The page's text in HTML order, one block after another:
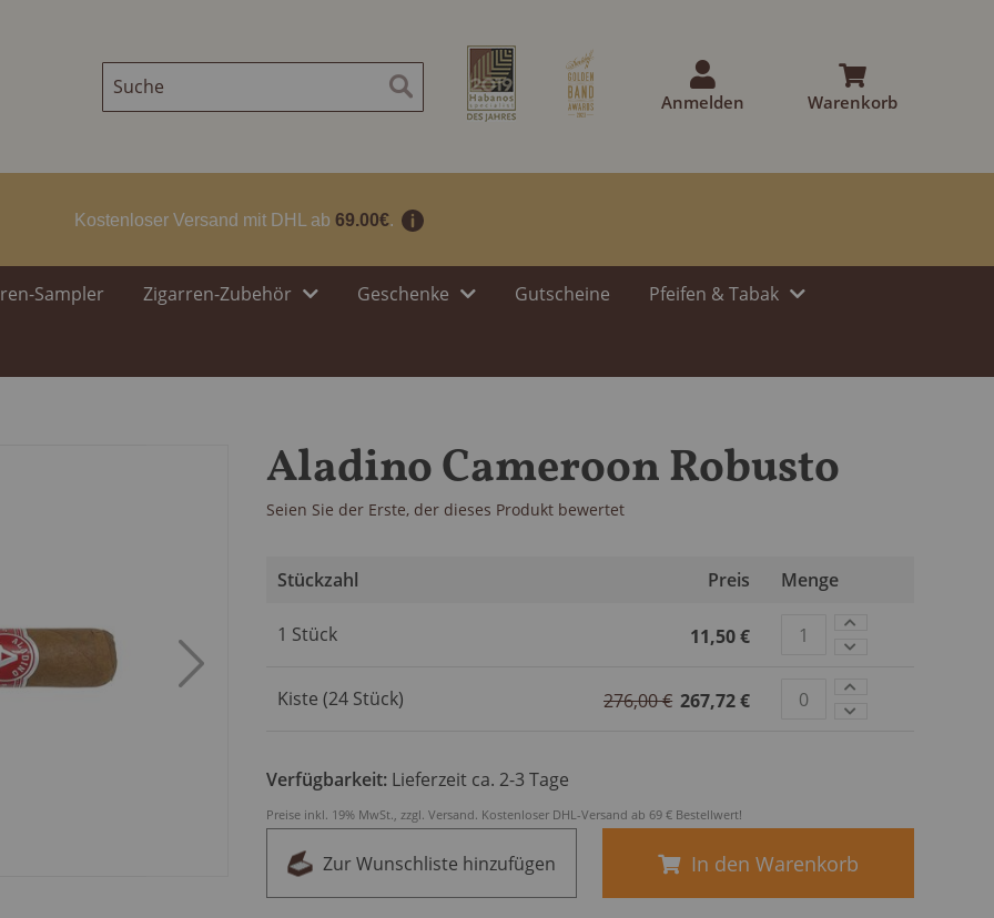
Warenkorb
Suche
Anmelden
Kostenloser Versand mit DHL ab 69.00€.
Sampler Zigarren-Zubehör Geschenke Gutscheine Pfeifen & Tabak
Aladino Cameroon Robusto
Seien Sie der Erste, der dieses Produkt bewertet
für
Produkt
Stückzahl Preis Menge
1 Stück 11,50 €
Kiste (24 Stück) 267,72 €
276,00 €
Verfügbarkeit: Lieferzeit ca. 2-3 Tage
Preise inkl. 19% MwSt., zzgl. Versand. Kostenloser DHL-Versand ab 69 € Bestellwert!
Zur Wunschliste hinzufügen In den Warenkorb